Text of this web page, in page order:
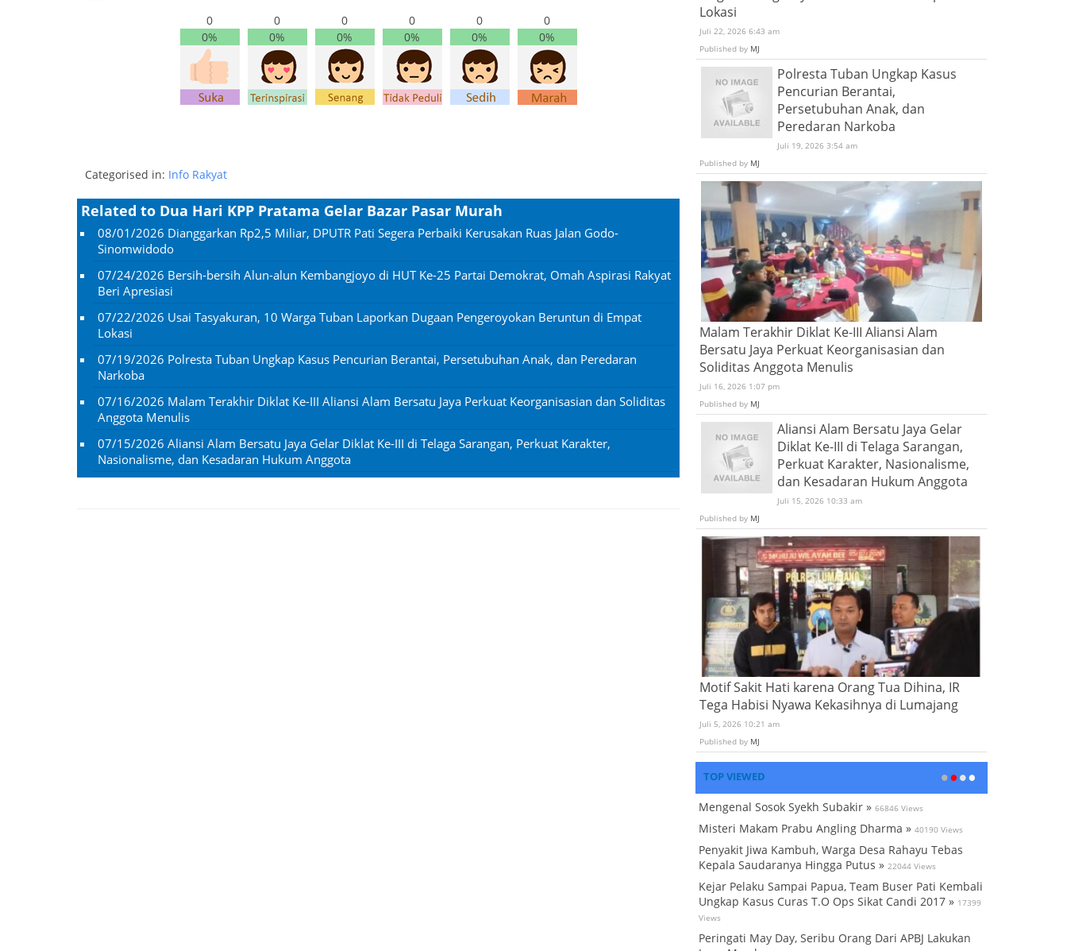
0
0%
0
0%
0
0%
0
0%
0
0%
0
0%
Categorised in: Info Rakyat
Related to Dua Hari KPP Pratama Gelar Bazar Pasar Murah
08/01/2026 Dianggarkan Rp2,5 Miliar, DPUTR Pati Segera Perbaiki Kerusakan Ruas Jalan Godo-
Sinomwidodo
07/24/2026 Bersih-bersih Alun-alun Kembangjoyo di HUT Ke-25 Partai Demokrat, Omah Aspirasi Rakyat
Beri Apresiasi
07/22/2026 Usai Tasyakuran, 10 Warga Tuban Laporkan Dugaan Pengeroyokan Beruntun di Empat
Lokasi
07/19/2026 Polresta Tuban Ungkap Kasus Pencurian Berantai, Persetubuhan Anak, dan Peredaran
Narkoba
07/16/2026 Malam Terakhir Diklat Ke-III Aliansi Alam Bersatu Jaya Perkuat Keorganisasian dan Soliditas
Anggota Menulis
07/15/2026 Aliansi Alam Bersatu Jaya Gelar Diklat Ke-III di Telaga Sarangan, Perkuat Karakter,
Nasionalisme, dan Kesadaran Hukum Anggota
Lokasi
Juli 22, 2026 6:43 am
Published by MJ
Polresta Tuban Ungkap Kasus
Pencurian Berantai,
Persetubuhan Anak, dan
Peredaran Narkoba
Juli 19, 2026 3:54 am
Published by MJ
Malam Terakhir Diklat Ke-III Aliansi Alam
Bersatu Jaya Perkuat Keorganisasian dan
Soliditas Anggota Menulis
Juli 16, 2026 1:07 pm
Published by MJ
Aliansi Alam Bersatu Jaya Gelar
Diklat Ke-III di Telaga Sarangan,
Perkuat Karakter, Nasionalisme,
dan Kesadaran Hukum Anggota
Juli 15, 2026 10:33 am
Published by MJ
Motif Sakit Hati karena Orang Tua Dihina, IR
Tega Habisi Nyawa Kekasihnya di Lumajang
Juli 5, 2026 10:21 am
Published by MJ
TOP VIEWED
Mengenal Sosok Syekh Subakir » 66846 Views
Misteri Makam Prabu Angling Dharma » 40190 Views
Penyakit Jiwa Kambuh, Warga Desa Rahayu Tebas
Kepala Saudaranya Hingga Putus » 22044 Views
Kejar Pelaku Sampai Papua, Team Buser Pati Kembali
Ungkap Kasus Curas T.O Ops Sikat Candi 2017 » 17399
Views
Peringati May Day, Seribu Orang Dari APBJ Lakukan